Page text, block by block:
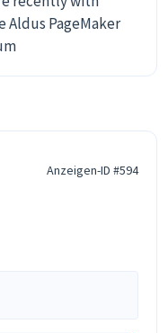
PageMaker
Anzeigen-ID #594